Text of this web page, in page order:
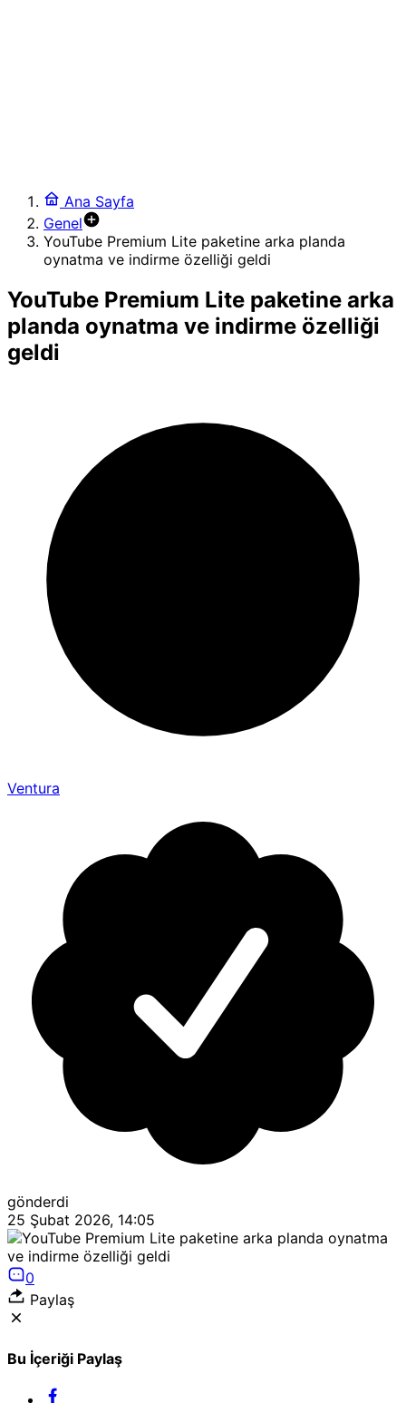
23:23
Microsoft, Xbox 360 oyunlarını bilgisayarlara getirmeye
hazırlanıyor
18:59
Sentetik Biyolojide Yapay Zeka: Genom Dil Modelleriyle
Virüs Mühendisliği
Ana Sayfa
Genel
YouTube Premium Lite paketine arka planda
oynatma ve indirme özelliği geldi
YouTube Premium Lite paketine arka
planda oynatma ve indirme özelliği
geldi
Ventura
gönderdi
25 Şubat 2026, 14:05
0
Paylaş
Bu İçeriği Paylaş